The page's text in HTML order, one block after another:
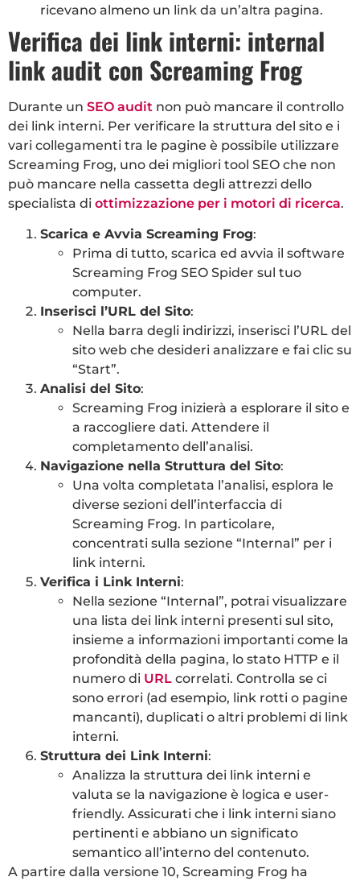
ricevano almeno un link da un’altra pagina.
Verifica dei link interni: internal
link audit con Screaming Frog
Durante un SEO audit non può mancare il controllo
dei link interni. Per verificare la struttura del sito e i
vari collegamenti tra le pagine è possibile utilizzare
Screaming Frog, uno dei migliori tool SEO che non
può mancare nella cassetta degli attrezzi dello
specialista di ottimizzazione per i motori di ricerca.
Scarica e Avvia Screaming Frog:
Prima di tutto, scarica ed avvia il software
Screaming Frog SEO Spider sul tuo
computer.
Inserisci l’URL del Sito:
Nella barra degli indirizzi, inserisci l’URL del
sito web che desideri analizzare e fai clic su
“Start”.
Analisi del Sito:
Screaming Frog inizierà a esplorare il sito e
a raccogliere dati. Attendere il
completamento dell’analisi.
Navigazione nella Struttura del Sito:
Una volta completata l’analisi, esplora le
diverse sezioni dell’interfaccia di
Screaming Frog. In particolare,
concentrati sulla sezione “Internal” per i
link interni.
Verifica i Link Interni:
Nella sezione “Internal”, potrai visualizzare
una lista dei link interni presenti sul sito,
insieme a informazioni importanti come la
profondità della pagina, lo stato HTTP e il
numero di URL correlati. Controlla se ci
sono errori (ad esempio, link rotti o pagine
mancanti), duplicati o altri problemi di link
interni.
Struttura dei Link Interni:
Analizza la struttura dei link interni e
valuta se la navigazione è logica e user-
friendly. Assicurati che i link interni siano
pertinenti e abbiano un significato
semantico all’interno del contenuto.
A partire dalla versione 10, Screaming Frog ha